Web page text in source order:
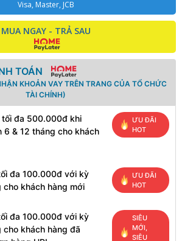
Visa, Master, JCB
MUA NGAY - TRẢ SAU
TOÁN
KHOẢN VAY TRÊN TRANG CỦA TỔ CHỨC
TÀI CHÍNH)
tối đa 500.000đ khi
6 & 12 tháng cho khách
ƯU ĐÃI
HOT
đa 100.000đ với kỳ
cho khách hàng mới
ƯU ĐÃI
HOT
đa 100.000đ với kỳ
cho khách hàng đã
SIÊU
MỚI,
SIÊU